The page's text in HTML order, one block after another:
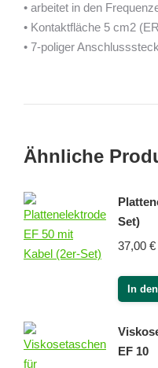
• arbeitet in den
• Kontaktfläche 5 cm2
• 7-poliger
Ähnliche
Set)
37,00 €
In
EF 10